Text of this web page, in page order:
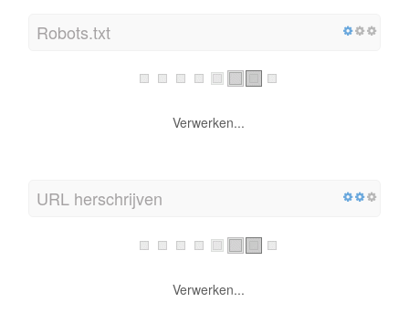
Robots.txt
Verwerken...
URL herschrijven
Verwerken...